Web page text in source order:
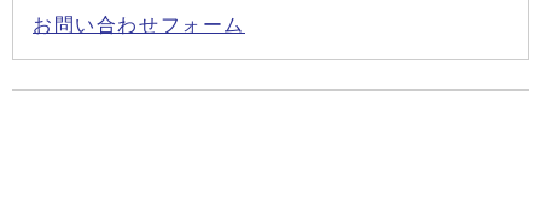
お問い合わせフォーム